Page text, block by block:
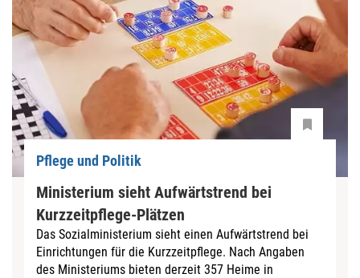
Pflege und Politik
Ministerium sieht Aufwärtstrend bei
Kurzzeitpflege-Plätzen
Das Sozialministerium sieht einen Aufwärtstrend bei
Einrichtungen für die Kurzzeitpflege. Nach Angaben
des Ministeriums bieten derzeit 357 Heime in